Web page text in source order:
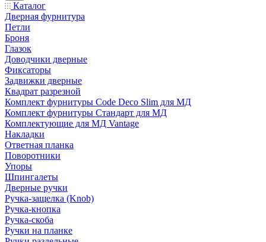
Каталог
Дверная фурнитура
Петли
Броня
Глазок
Доводчики дверные
Фиксаторы
Задвижки дверные
Квадрат разрезной
Комплект фурнитуры Code Deco Slim для МД
Комплект фурнитуры Стандарт для МД
Комплектующие для МД Vantage
Накладки
Ответная планка
Поворотники
Упоры
Шпингалеты
Дверные ручки
Ручка-защелка (Knob)
Ручка-кнопка
Ручка-скоба
Ручки на планке